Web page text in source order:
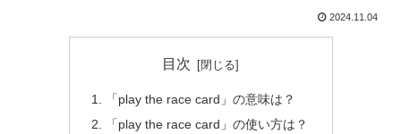
2024.11.04
目次
「play the race card」の意味は？
「play the race card」の使い方は？